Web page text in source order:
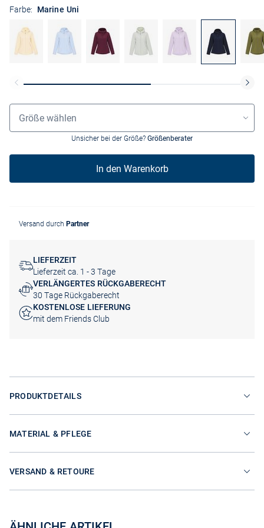
Farbe: Marine Uni
Größenauswahl
Größe wählen
Unsicher bei der Größe? Größenberater
In den Warenkorb
Versand durch Partner
LIEFERZEIT
Lieferzeit ca. 1 - 3 Tage
VERLÄNGERTES RÜCKGABERECHT
30 Tage Rückgaberecht
KOSTENLOSE LIEFERUNG
mit dem Friends Club
PRODUKTDETAILS
MATERIAL & PFLEGE
VERSAND & RETOURE